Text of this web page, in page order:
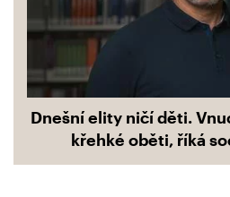
Dnešní elity ničí děti.
křehké oběti, říká